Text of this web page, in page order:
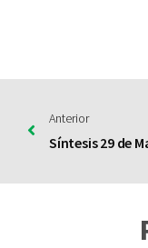
Anterior
Síntesis 29 de